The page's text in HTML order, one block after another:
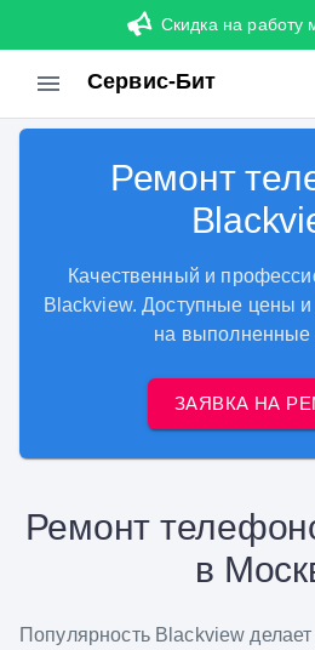
Скидка на работу
Сервис-Бит
Ремонт
Качественный и
Blackview. Доступные цены
на выполненные
ЗАЯВКА НА
Ремонт
в
Популярность Blackview